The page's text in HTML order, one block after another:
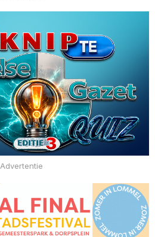
Advertentie